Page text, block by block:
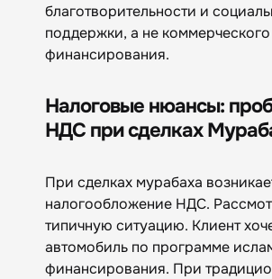
благотворительности и
поддержки, а не коммерческого
финансирования.
Налоговые нюансы:
НДС при сделках
При сделках мурабаха
налогообложение НДС.
типичную ситуацию. Клиент
автомобиль по программе
финансирования. При